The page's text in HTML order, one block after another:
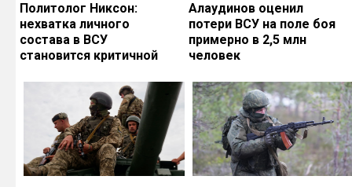
Политолог Никсон:
нехватка личного
состава в ВСУ
становится критичной
Алаудинов оценил
потери ВСУ на поле боя
примерно в 2,5 млн
человек